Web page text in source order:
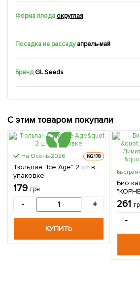
Форма плода округлая
Посадка на рассаду апрель-май
Бренд GL Seeds
С этим товаром покупали
На Осень-2026 192178
Тюльпан "Ice Age" 2 шт в
упаковке
179 грн
- +
КУПИТЬ
Быстрая
Био
"AGRO-
261
-